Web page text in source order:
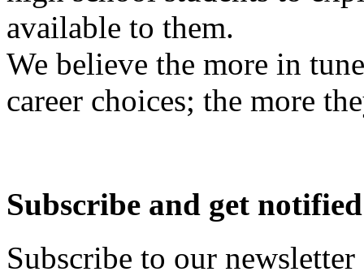
available to them.
We believe the more in
career choices; the more
Subscribe and get notified
Subscribe to our